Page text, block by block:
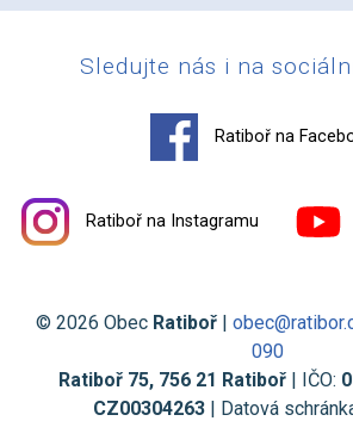
Sledujte nás i na
Ratiboř na
Ratiboř na Instagramu
© 2026 Obec Ratiboř|
090
Ratiboř 75, 756 21 Ratiboř| IČO:
CZ00304263 | Datová